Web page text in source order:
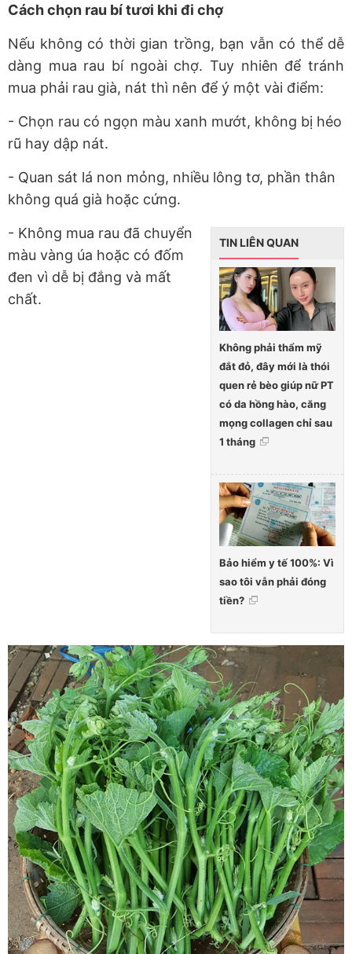
Cách chọn rau bí tươi khi đi chợ
Nếu không có thời gian trồng, bạn vẫn có thể dễ
dàng mua rau bí ngoài chợ. Tuy nhiên để tránh
mua phải rau già, nát thì nên để ý một vài điểm:
- Chọn rau có ngọn màu xanh mướt, không bị héo
rũ hay dập nát.
- Quan sát lá non mỏng, nhiều lông tơ, phần thân
không quá già hoặc cứng.
TIN LIÊN QUAN
Không phải thẩm mỹ
đắt đỏ, đây mới là thói
quen rẻ bèo giúp nữ PT
có da hồng hào, căng
mọng collagen chỉ sau
1 tháng
Bảo hiểm y tế 100%: Vì
sao tôi vẫn phải đóng
tiền?
- Không mua rau đã chuyển
màu vàng úa hoặc có đốm
đen vì dễ bị đắng và mất
chất.